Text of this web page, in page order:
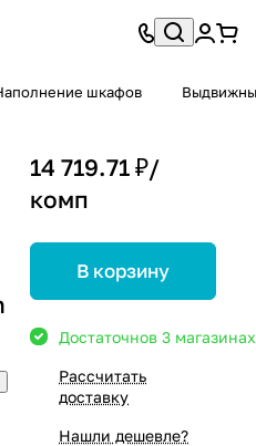
шкафов
14 719.71 ₽/
комп
В корзину
Достаточнов 3 магазинах
Рассчитать
доставку
Нашли дешевле?